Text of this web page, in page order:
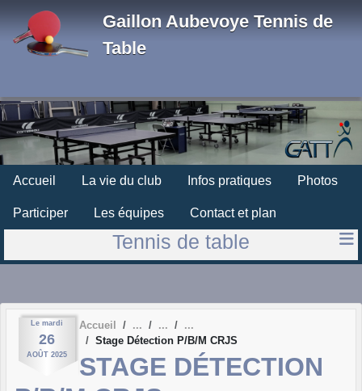
Gaillon Aubevoye Tennis de
Table
Accueil La vie du club Infos pratiques Photos
Participer Les équipes Contact et plan
Tennis de table
Le mardi
26
AOÛT 2025
Accueil
Stage Détection P/B/M CRJS
STAGE DÉTECTION
Panneau de gestion des cookies